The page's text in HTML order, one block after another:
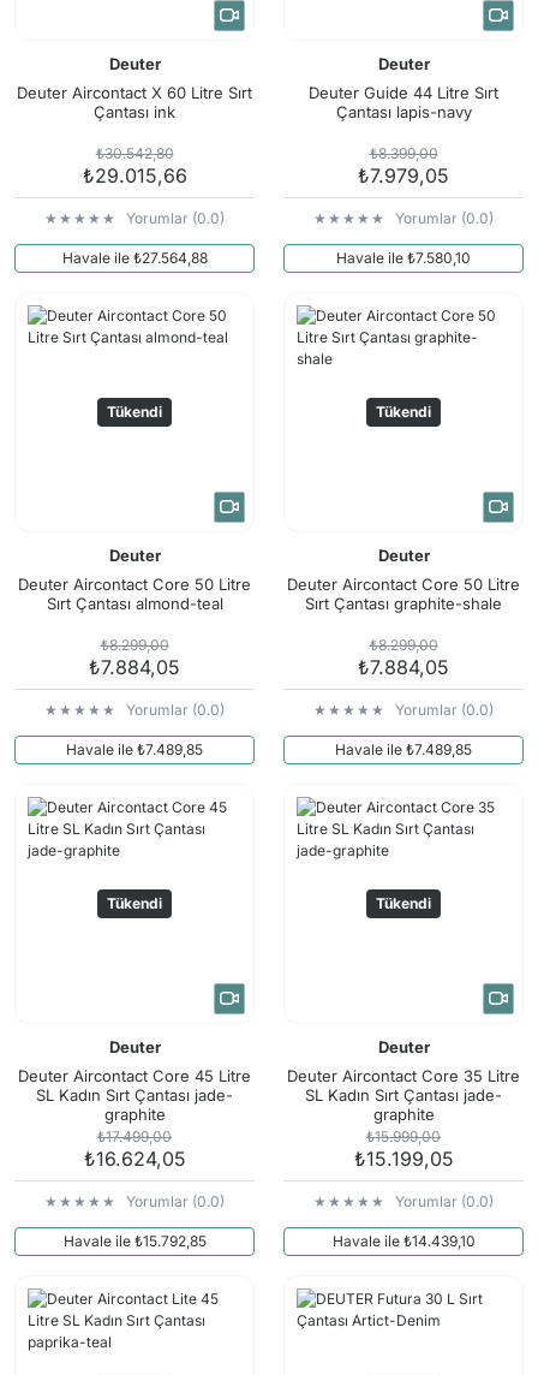
Deuter
Deuter Aircontact X 60 Litre Sırt
Çantası ink
₺30.542,80
₺29.015,66
Yorumlar (0.0)
Havale ile ₺27.564,88
Deuter
Deuter Guide 44 Litre Sırt
Çantası lapis-navy
₺8.399,00
₺7.979,05
Yorumlar (0.0)
Havale ile ₺7.580,10
Tükendi
Deuter
Deuter Aircontact Core 50 Litre
Sırt Çantası almond-teal
₺8.299,00
₺7.884,05
Yorumlar (0.0)
Havale ile ₺7.489,85
Tükendi
Deuter
Deuter Aircontact Core 50 Litre
Sırt Çantası graphite-shale
₺8.299,00
₺7.884,05
Yorumlar (0.0)
Havale ile ₺7.489,85
Tükendi
Deuter
Deuter Aircontact Core 45 Litre
SL Kadın Sırt Çantası jade-
graphite
₺17.499,00
₺16.624,05
Yorumlar (0.0)
Havale ile ₺15.792,85
Tükendi
Deuter
Deuter Aircontact Core 35 Litre
SL Kadın Sırt Çantası jade-
graphite
₺15.999,00
₺15.199,05
Yorumlar (0.0)
Havale ile ₺14.439,10